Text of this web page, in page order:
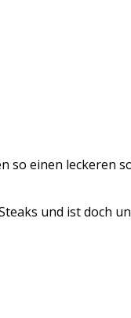
einen leckeren
und ist doch